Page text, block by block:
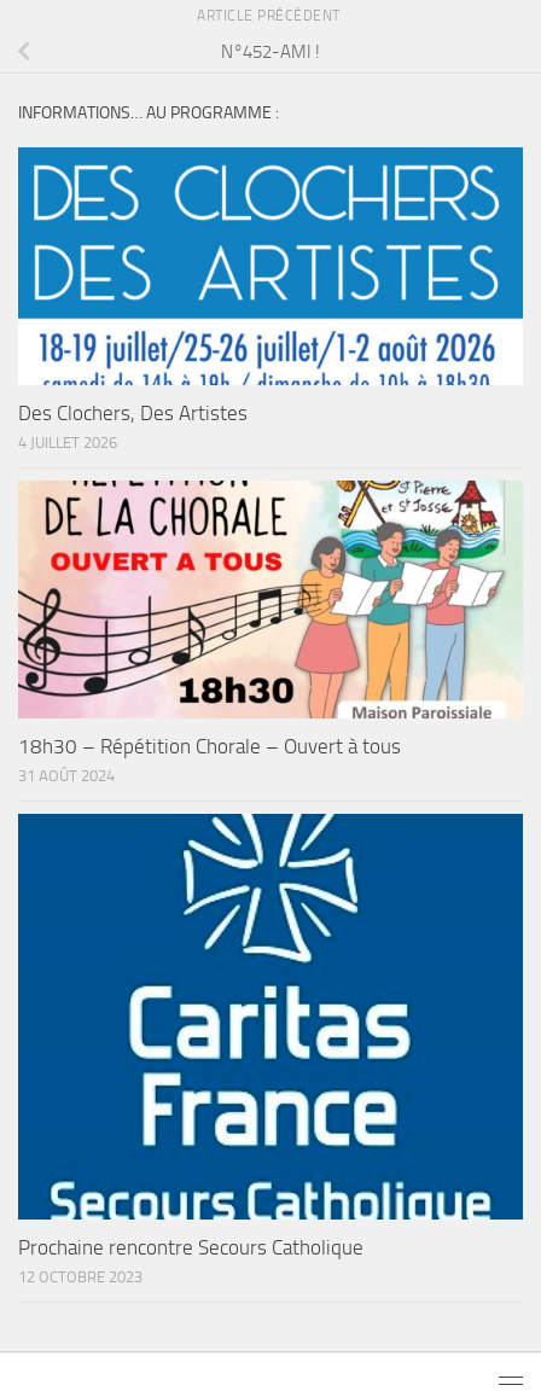
ARTICLE PRÉCÉDENT
N°452-AMI !
INFORMATIONS… AU PROGRAMME :
Des Clochers, Des Artistes
4 JUILLET 2026
18h30 – Répétition Chorale – Ouvert à tous
31 AOÛT 2024
Prochaine rencontre Secours Catholique
12 OCTOBRE 2023